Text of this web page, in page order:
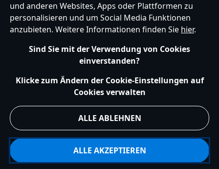
Hilfe Nutzungsbedingungen Datenschutzerklärung
Site Map
Richtlinien für Cookies
EU Datenschutzhinweis
Impressum
Allgemeine Verkaufsbedingungen
und anderen Websites, Apps oder Plattformen zu
personalisieren und um Social Media Funktionen
anzubieten. Weitere Informationen finden Sie hier.
Sind Sie mit der Verwendung von Cookies
einverstanden?
Klicke zum Ändern der Cookie-Einstellungen auf
Cookies verwalten
ALLE ABLEHNEN
ALLE AKZEPTIEREN